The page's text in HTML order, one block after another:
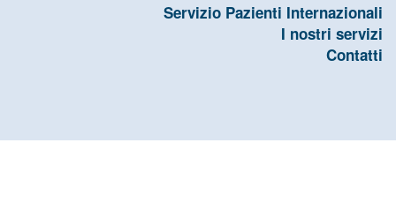
Servizio Pazienti Internazionali
I nostri servizi
Contatti